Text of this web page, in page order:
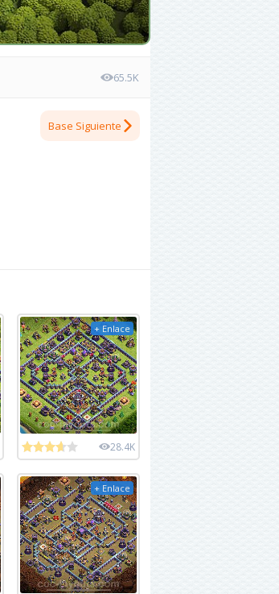
65.5K
Base Siguiente
+ Enlace
28.4K
+ Enlace